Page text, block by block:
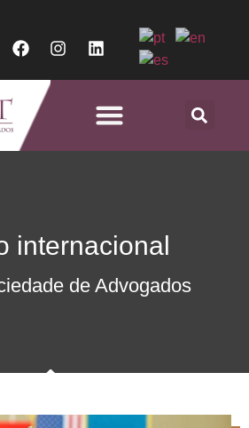
internacional
de Advogados